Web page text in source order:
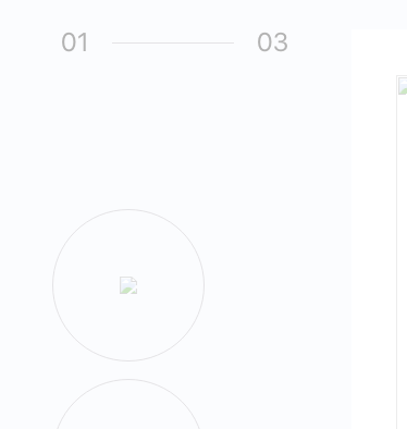
01 03